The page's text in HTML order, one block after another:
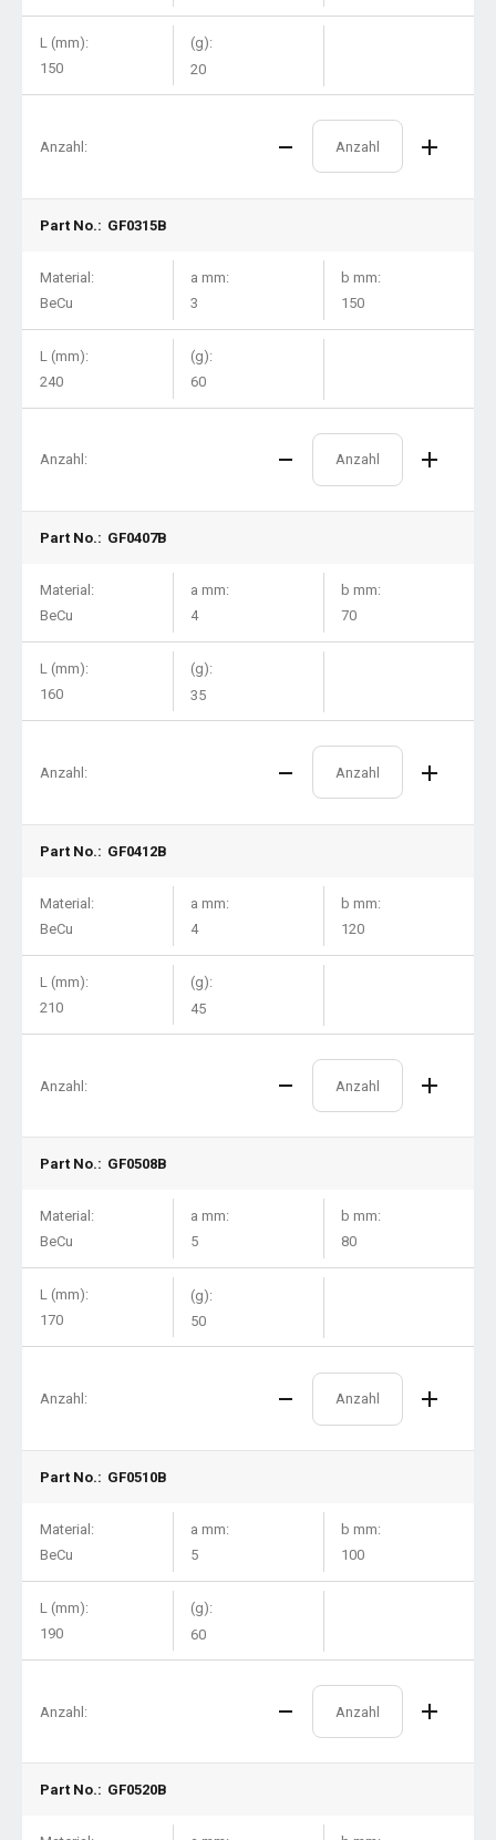
L (mm):
150
(g):
20
Anzahl:
Part No.: GF0315B
Material:
BeCu
a mm:
3
b mm:
150
L (mm):
240
(g):
60
Anzahl:
Part No.: GF0407B
Material:
BeCu
a mm:
4
b mm:
70
L (mm):
160
(g):
35
Anzahl:
Part No.: GF0412B
Material:
BeCu
a mm:
4
b mm:
120
L (mm):
210
(g):
45
Anzahl:
Part No.: GF0508B
Material:
BeCu
a mm:
5
b mm:
80
L (mm):
170
(g):
50
Anzahl:
Part No.: GF0510B
Material:
BeCu
a mm:
5
b mm:
100
L (mm):
190
(g):
60
Anzahl:
Part No.: GF0520B